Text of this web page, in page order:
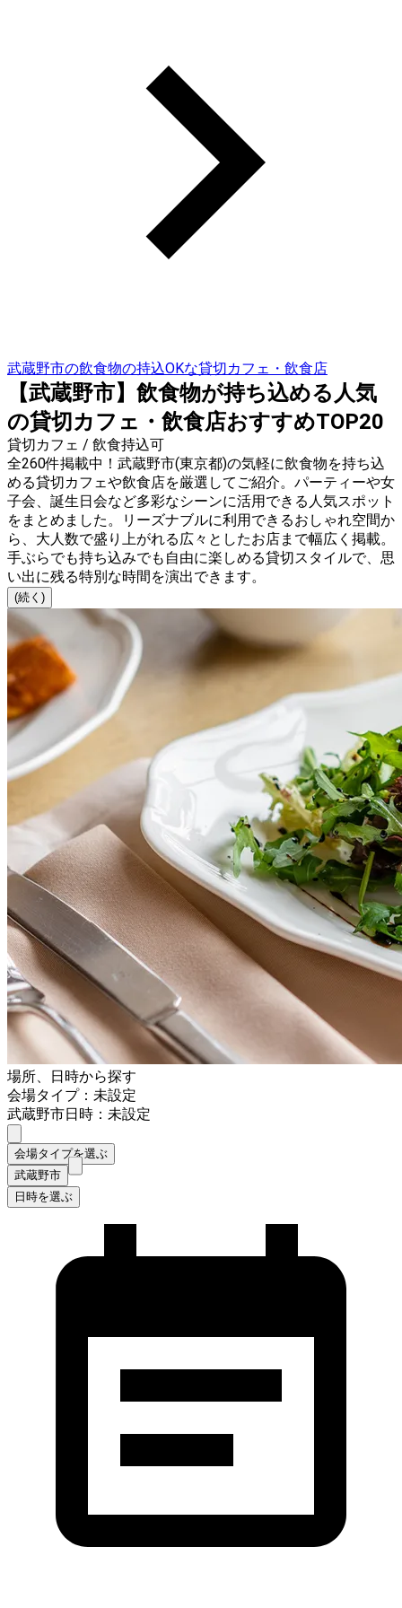
武蔵野市の飲食物の持込OKな貸切カフェ・飲食店
【武蔵野市】飲食物が持ち込める人気
の貸切カフェ・飲食店おすすめTOP20
貸切カフェ / 飲食持込可
全260件掲載中！武蔵野市(東京都)の気軽に飲食物を持ち込
める貸切カフェや飲食店を厳選してご紹介。パーティーや女
子会、誕生日会など多彩なシーンに活用できる人気スポット
をまとめました。リーズナブルに利用できるおしゃれ空間か
ら、大人数で盛り上がれる広々としたお店まで幅広く掲載。
手ぶらでも持ち込みでも自由に楽しめる貸切スタイルで、思
い出に残る特別な時間を演出できます。
(続く)
場所、日時から探す
会場タイプ：未設定
武蔵野市日時：未設定
会場タイプを選ぶ
武蔵野市
日時を選ぶ